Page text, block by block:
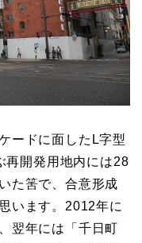
ードに面したL字型
再開発用地内には28
た筈で、合意形成
います。2012年に
翌年には「千日町